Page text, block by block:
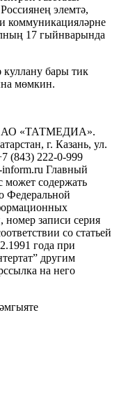
элемтә,
коммуникацияләрне
17 гыйнварында
бары тик
мөмкин.
АО «ТАТМЕДИА».
г. Казань, ул.
(843) 222-0-999
inform.ru Главный
может содержать
Федеральной
записи серия
со статьей
года при
другим
на него